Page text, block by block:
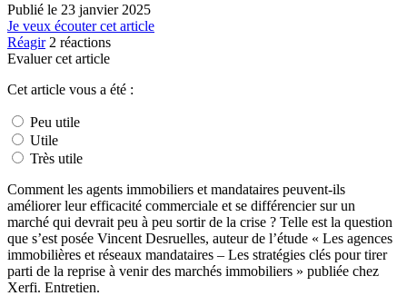
Publié le 23 janvier 2025
Je veux écouter cet article
Réagir 2 réactions
Evaluer cet article
Cet article vous a été :
Peu utile
Utile
Très utile
­Comment les agents immobiliers et mandataires peuvent-ils
améliorer leur efficacité commerciale et se différencier sur un
marché qui devrait peu à peu sortir de la crise ? Telle est la question
que s’est posée Vincent Desruelles, auteur de l’étude « Les agences
immobilières et réseaux mandataires – Les stratégies clés pour tirer
parti de la reprise à venir des marchés immobiliers » publiée chez
Xerfi. Entretien.